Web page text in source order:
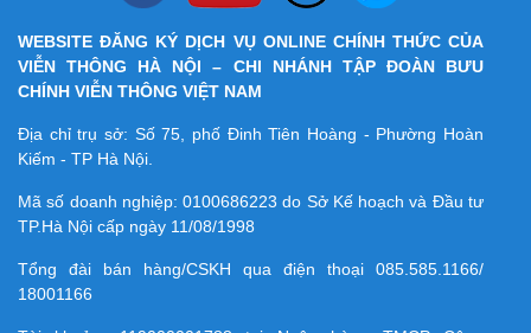
WEBSITE ĐĂNG KÝ DỊCH VỤ ONLINE CHÍNH THỨC CỦA
VIỄN THÔNG HÀ NỘI – CHI NHÁNH TẬP ĐOÀN BƯU
CHÍNH VIỄN THÔNG VIỆT NAM
Địa chỉ trụ sở: Số 75, phố Đinh Tiên Hoàng - Phường Hoàn
Kiếm - TP Hà Nội.
Mã số doanh nghiệp:0100686223 do Sở Kế hoạch và Đầu tư
TP.Hà Nội cấp ngày 11/08/1998
Tổng đài bán hàng/CSKH qua điện thoại 085.585.1166/
18001166